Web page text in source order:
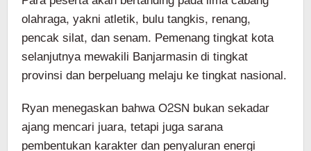
olahraga, yakni atletik, bulu tangkis, renang,
pencak silat, dan senam. Pemenang tingkat kota
selanjutnya mewakili Banjarmasin di tingkat
provinsi dan berpeluang melaju ke tingkat nasional.
Ryan menegaskan bahwa O2SN bukan sekadar
ajang mencari juara, tetapi juga sarana
pembentukan karakter dan penyaluran energi